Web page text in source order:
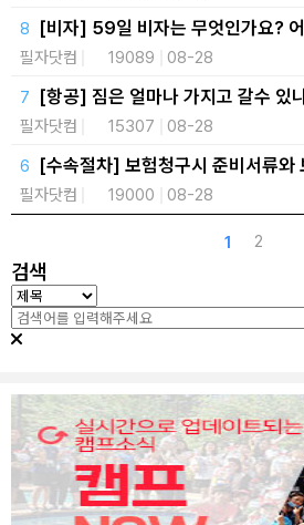
[비자] 59일 비자는 무엇인가요?
필자닷컴 19089 08-28
[항공] 짐은 얼마나 가지고 갈수 있
필자닷컴 15307 08-28
[수속절차] 보험청구시 준비서류와
요? HOT
필자닷컴 19000 08-28
1 2
검색